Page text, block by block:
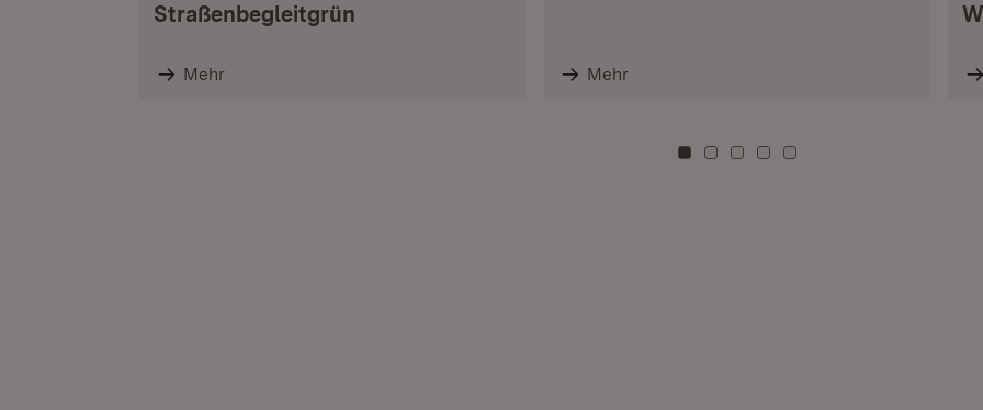
Straßenbegleitgrün
Mehr Mehr
Zu Kachel: 0
Zu Kachel: 3
Zu Kachel: 6
Zu Kachel: 9
Zu Kachel: 12